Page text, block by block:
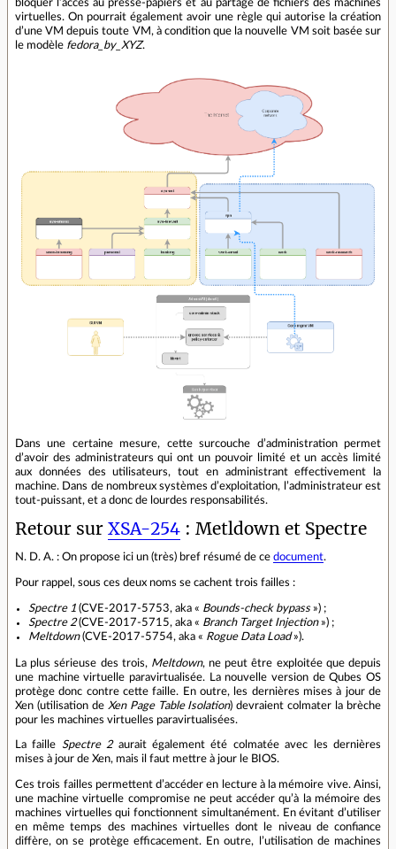
bloquer l’accès au presse‐papiers et au partage de fichiers des machines
virtuelles. On pourrait également avoir une règle qui autorise la création
d’une VM depuis toute VM, à condition que la nouvelle VM soit basée sur
le modèle fedora_by_XYZ.
Dans une certaine mesure, cette surcouche d’administration permet
d’avoir des administrateurs qui ont un pouvoir limité et un accès limité
aux données des utilisateurs, tout en administrant effectivement la
machine. Dans de nombreux systèmes d’exploitation, l’administrateur est
tout‐puissant, et a donc de lourdes responsabilités.
Retour sur XSA-254 : Metldown et Spectre
N. D. A. : On propose ici un (très) bref résumé de ce document.
Pour rappel, sous ces deux noms se cachent trois failles :
Spectre 1 (CVE-2017-5753, aka « Bounds-check bypass») ;
Spectre 2(CVE-2017-5715, aka « Branch Target Injection») ;
Meltdown(CVE-2017-5754, aka « Rogue Data Load»).
La plus sérieuse des trois, Meltdown, ne peut être exploitée que depuis
une machine virtuelle paravirtualisée. La nouvelle version de Qubes OS
protège donc contre cette faille. En outre, les dernières mises à jour de
Xen (utilisation de Xen Page Table Isolation) devraient colmater la brèche
pour les machines virtuelles paravirtualisées.
La faille Spectre 2aurait également été colmatée avec les dernières
mises à jour de Xen, mais il faut mettre à jour le BIOS.
Ces trois failles permettent d’accéder en lecture à la mémoire vive. Ainsi,
une machine virtuelle compromise ne peut accéder qu’à la mémoire des
machines virtuelles qui fonctionnent simultanément. En évitant d’utiliser
en même temps des machines virtuelles dont le niveau de confiance
diffère, on se protège efficacement. En outre, l’utilisation de machines